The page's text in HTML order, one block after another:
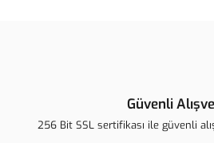
Ürün açıklamasında eksik bilgiler
Güvenli
256 Bit SSL sertifikası ile güvenli